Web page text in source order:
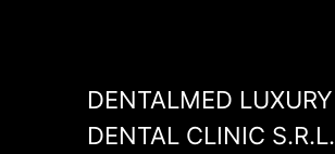
DENTALMED LUXURY
DENTAL CLINIC S.R.L.